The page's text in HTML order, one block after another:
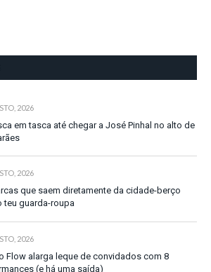
2026
em tasca até chegar a José Pinhal no alto de
2026
que saem diretamente da cidade-berço
teu guarda-roupa
2026
Flow alarga leque de convidados com 8
(e há uma saída)